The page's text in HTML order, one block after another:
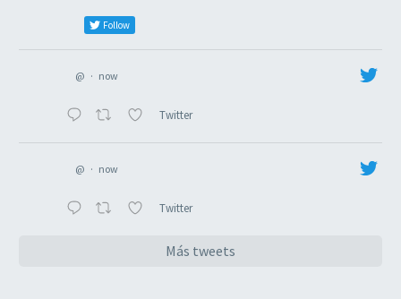
Follow
@ · now
Twitter
@ · now
Twitter
Más tweets